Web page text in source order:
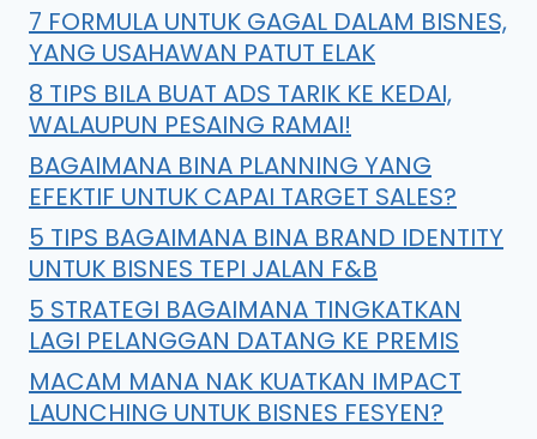
7 FORMULA UNTUK GAGAL DALAM BISNES,
YANG USAHAWAN PATUT ELAK
8 TIPS BILA BUAT ADS TARIK KE KEDAI,
WALAUPUN PESAING RAMAI!
BAGAIMANA BINA PLANNING YANG
EFEKTIF UNTUK CAPAI TARGET SALES?
5 TIPS BAGAIMANA BINA BRAND IDENTITY
UNTUK BISNES TEPI JALAN F&B
5 STRATEGI BAGAIMANA TINGKATKAN
LAGI PELANGGAN DATANG KE PREMIS
MACAM MANA NAK KUATKAN IMPACT
LAUNCHING UNTUK BISNES FESYEN?